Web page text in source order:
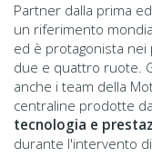
Partner dalla prima
un riferimento
ed è protagonista
due e quattro ruote.
anche i team della
centraline prodotte
tecnologia e
durante l'intervento